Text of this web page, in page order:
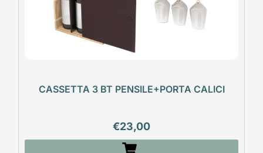
CASSETTA 3 BT PENSILE+PORTA CALICI
€23,00